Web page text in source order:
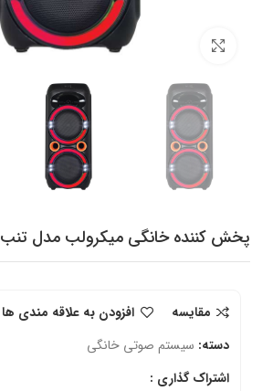
برای بزرگنمایی کلیک کنید
پخش کننده خانگی میکرولب مدل تنب 64
مقایسه
افزودن به علاقه مندی ها
دسته: سیستم صوتی خانگی
اشتراک گذاری :